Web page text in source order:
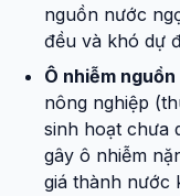
nguồn nước
đều và khó dự
Ô nhiễm
nông nghiệp
sinh hoạt chưa
gây ô nhiễm
giá thành nước